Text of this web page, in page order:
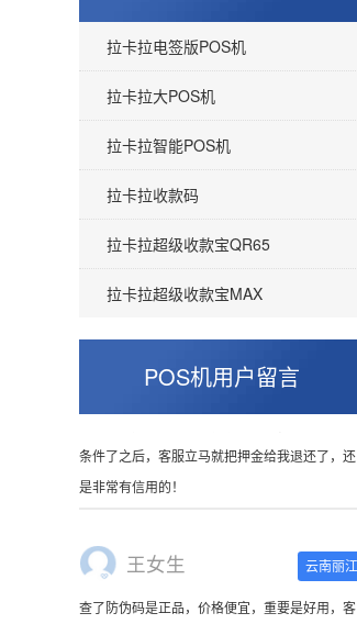
拉卡拉电签版POS机
拉卡拉大POS机
拉卡拉智能POS机
拉卡拉收款码
拉卡拉超级收款宝QR65
拉卡拉超级收款宝MAX
POS机用户留言
王女生
服特别耐心的教我，还说以后刷卡有问题都可以